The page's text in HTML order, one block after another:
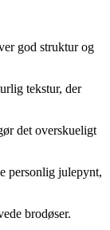
god struktur og
tekstur, der
det overskueligt
personlig julepynt,
brodøser.